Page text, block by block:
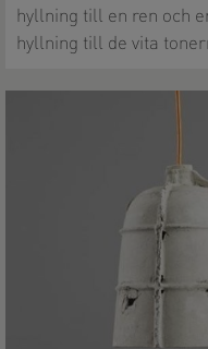
hyllning till en ren och
hyllning till de vita